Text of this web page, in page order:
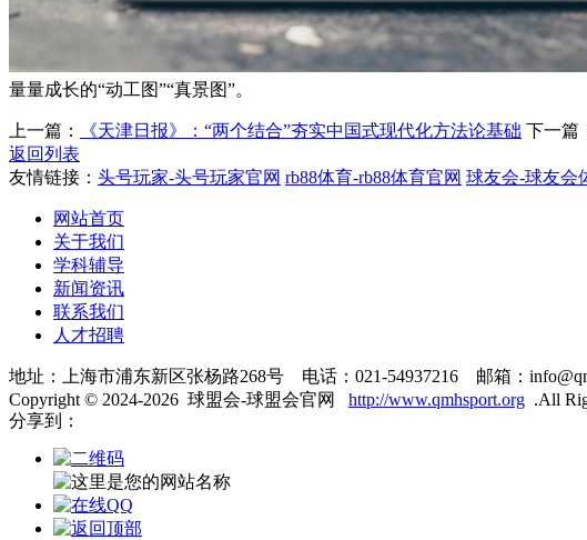
量量成长的“动工图”“真景图”。
上一篇： 《天津日报》：“两个结合”夯实中国式现代化方法论基础 下一篇
返回列表
友情链接： 头号玩家-头号玩家官网 rb88体育-rb88体育官网 球友会-球友会
网站首页
关于我们
学科辅导
新闻资讯
联系我们
人才招聘
地址：上海市浦东新区张杨路268号 电话：021-54937216 邮箱：
Copyright © 2024-2026 球盟会-球盟会官网 http://www.qmhsport.org .All
分享到：